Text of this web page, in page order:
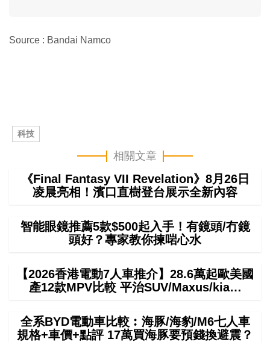
Source : Bandai Namco
科技
相關文章
《Final Fantasy VII Revelation》8月26日
凌晨亮相！濱口直樹登台展示全新內容
智能眼鏡推薦5款$500起入手！有鏡頭/冇鏡
頭好？專家教你揀啱心水
【2026香港電動7人車推介】28.6萬起歐美國
產12款MPV比較 平治SUV/Maxus/kia…
全系BYD電動車比較︰海豚/海豹/M6七人車
規格+車價+點評 17萬買海豚要預錢換避震？